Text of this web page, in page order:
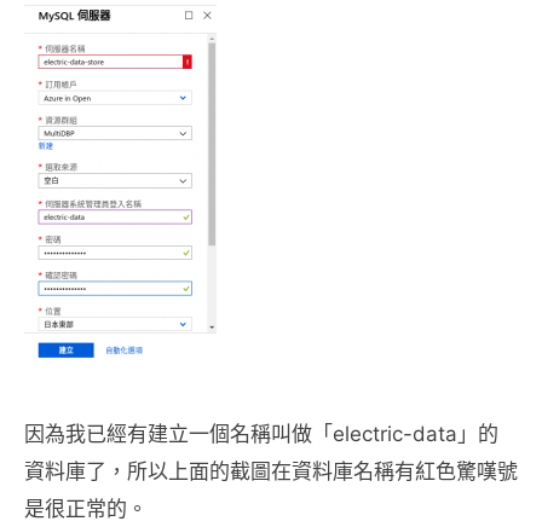
因為我已經有建立一個名稱叫做「electric-data」的
資料庫了，所以上面的截圖在資料庫名稱有紅色驚嘆號
是很正常的。